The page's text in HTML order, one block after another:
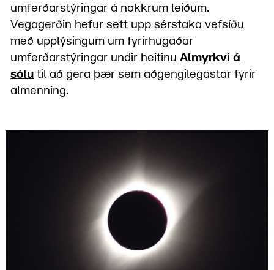
umferðarstýringar á nokkrum leiðum.
Vegagerðin hefur sett upp sérstaka vefsíðu
með upplýsingum um fyrirhugaðar
umferðarstýringar undir heitinuAlmyrkvi á
sólu til að gera þær sem aðgengilegastar fyrir
almenning.